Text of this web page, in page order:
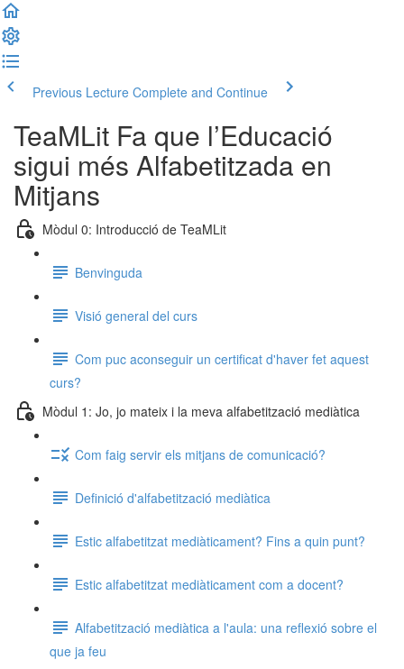
Previous Lecture Complete and Continue
TeaMLit Fa que l’Educació
sigui més Alfabetitzada en
Mitjans
Mòdul 0: Introducció de TeaMLit
Benvinguda
Visió general del curs
Com puc aconseguir un certificat d'haver fet aquest
curs?
Mòdul 1: Jo, jo mateix i la meva alfabetització mediàtica
Com faig servir els mitjans de comunicació?
Definició d'alfabetització mediàtica
Estic alfabetitzat mediàticament? Fins a quin punt?
Estic alfabetitzat mediàticament com a docent?
Alfabetització mediàtica a l'aula: una reflexió sobre el
que ja feu